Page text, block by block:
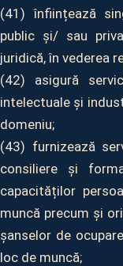
(41) înființează
public și/ sau
juridică, în vederea
(42) asigură
intelectuale și
domeniu;
(43) furnizează
consiliere și
capacităților
muncă precum și
șanselor de
loc de muncă;